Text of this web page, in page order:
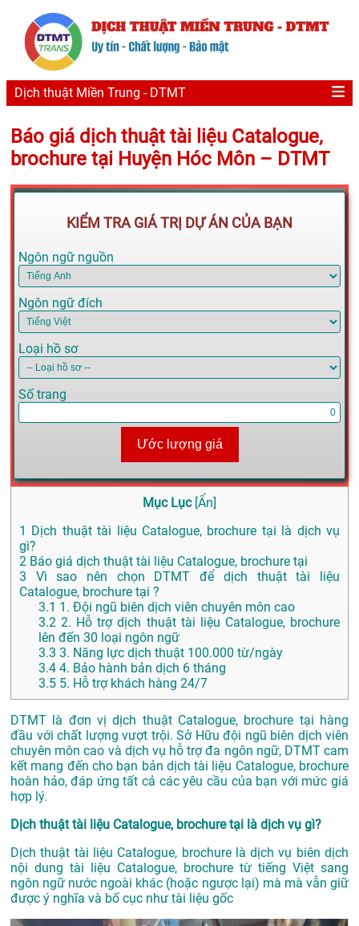
Dịch thuật Miền Trung - DTMT
Báo giá dịch thuật tài liệu Catalogue,
brochure tại Huyện Hóc Môn – DTMT
KIỂM TRA GIÁ TRỊ DỰ ÁN CỦA BẠN
Ngôn ngữ nguồn
Ngôn ngữ đích
Loại hồ sơ
Số trang
Ước lượng giá
Mục Lục [Ẩn]
1
Dịch thuật tài liệu Catalogue, brochure tại là dịch vụ
gì?
2 Báo giá dịch thuật tài liệu Catalogue, brochure tại
3 Vì sao nên chọn DTMT để dịch thuật tài liệu
Catalogue, brochure tại ?
3.1 1. Đội ngũ biên dịch viên chuyên môn cao
3.2 2. Hỗ trợ dịch thuật tài liệu Catalogue, brochure
lên đến 30 loại ngôn ngữ
3.3 3. Năng lực dịch thuật 100.000 từ/ngày
3.4 4. Bảo hành bản dịch 6 tháng
3.5 5. Hỗ trợ khách hàng 24/7
DTMT là đơn vị dịch thuật Catalogue, brochure tại hàng
đầu với chất lượng vượt trội. Sở Hữu đội ngũ biên dịch viên
chuyên môn cao và dịch vụ hỗ trợ đa ngôn ngữ, DTMT cam
kết mang đến cho bạn bản dịch tài liệu Catalogue, brochure
hoàn hảo, đáp ứng tất cả các yêu cầu của bạn với mức giá
hợp lý.
Dịch thuật tài liệu Catalogue, brochure tại là dịch vụ gì?
Dịch thuật tài liệu Catalogue, brochure là dịch vụ biên dịch
nội dung tài liệu Catalogue, brochure từ tiếng Việt sang
ngôn ngữ nước ngoài khác (hoặc ngược lại) mà mà vẫn giữ
được ý nghĩa và bố cục như tài liệu gốc